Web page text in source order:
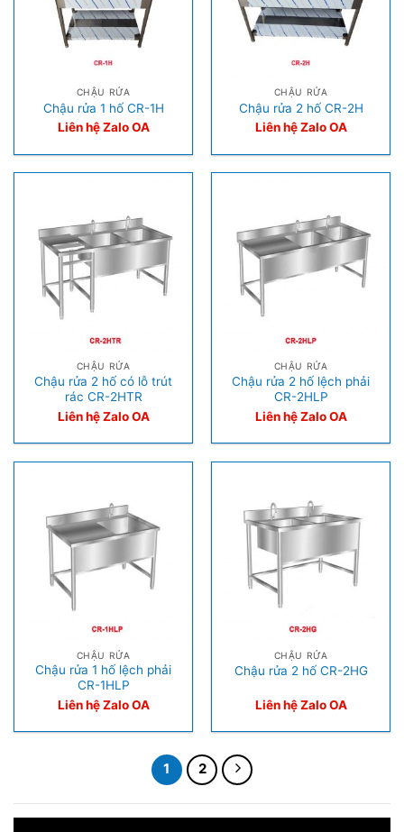
CHẬU RỬA
Chậu rửa 1 hố CR-1H
Liên hệ Zalo OA
CHẬU RỬA
Chậu rửa 2 hố CR-2H
Liên hệ Zalo OA
CHẬU RỬA
Chậu rửa 2 hố có lỗ trút
rác CR-2HTR
Liên hệ Zalo OA
CHẬU RỬA
Chậu rửa 2 hố lệch phải
CR-2HLP
Liên hệ Zalo OA
CHẬU RỬA
Chậu rửa 1 hố lệch phải
CR-1HLP
Liên hệ Zalo OA
CHẬU RỬA
Chậu rửa 2 hố CR-2HG
Liên hệ Zalo OA
1 2